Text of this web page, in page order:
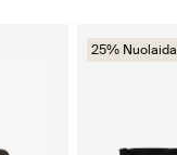
25% Nuolaida